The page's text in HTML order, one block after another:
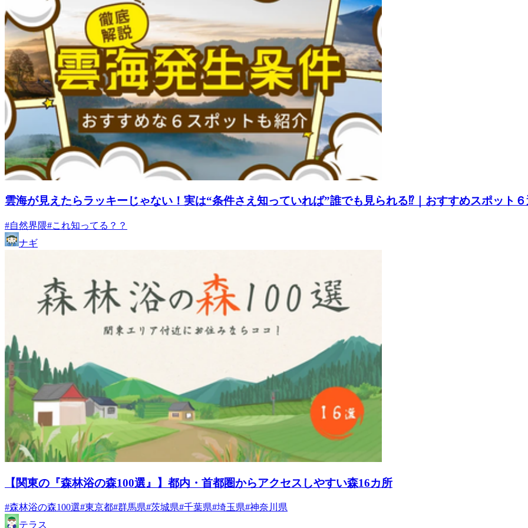
雲海が見えたらラッキーじゃない！実は“条件さえ知っていれば”誰でも見られる⁉｜おすすめスポット
#自然界隈#これ知ってる？？
ナギ
【関東の『森林浴の森100選』】都内・首都圏からアクセスしやすい森16カ所
#森林浴の森100選#東京都#群馬県#茨城県#千葉県#埼玉県#神奈川県
テラス